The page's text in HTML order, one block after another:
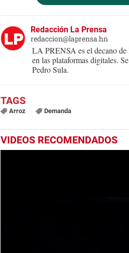
Redacción La Prensa
redaccion@laprensa.hn
LA PRENSA es el decano de
en las plataformas digitales.
Pedro Sula.
Arroz Demanda
VIDEOS RECOMENDADOS